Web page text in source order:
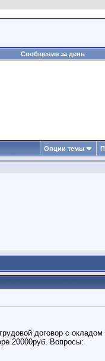
Сообщения за день
Опции темы
договор с
20000руб. Вопросы: